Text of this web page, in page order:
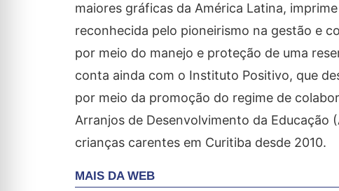
maiores gráficas da América Latina,
reconhecida pelo pioneirismo na gestão e
por meio do manejo e proteção de uma
conta ainda com o Instituto Positivo, que
por meio da promoção do regime de
Arranjos de Desenvolvimento da Educação
crianças carentes em Curitiba desde 2010.